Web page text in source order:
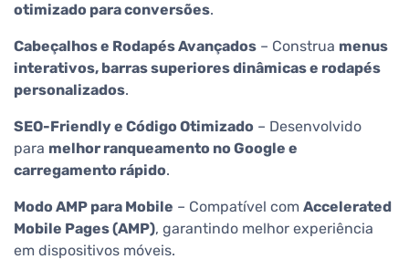
otimizado para conversões.
Cabeçalhos e Rodapés Avançados – Construa menus
interativos, barras superiores dinâmicas e rodapés
personalizados.
SEO-Friendly e Código Otimizado – Desenvolvido
para melhor ranqueamento no Google e
carregamento rápido.
Modo AMP para Mobile – Compatível com Accelerated
Mobile Pages (AMP), garantindo melhor experiência
em dispositivos móveis.